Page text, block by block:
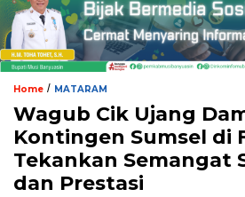
Home / MATARAM
Wagub Cik Ujang
Kontingen Sumsel di
Tekankan Semangat
dan Prestasi